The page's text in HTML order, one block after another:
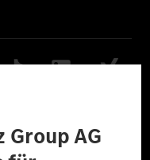
Barrierefreiheit